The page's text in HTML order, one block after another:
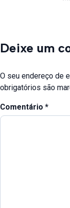
Deixe um
O seu endereço de
obrigatórios são
Comentário *